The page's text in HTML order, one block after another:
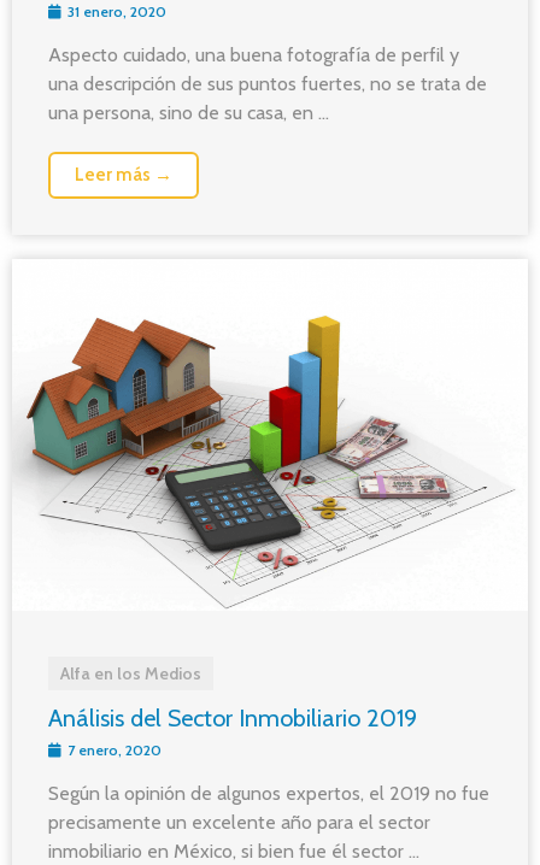
31 enero, 2020
Aspecto cuidado, una buena fotografía de perfil y
una descripción de sus puntos fuertes, no se trata de
una persona, sino de su casa, en ...
Leer más →
Alfa en los Medios
Análisis del Sector Inmobiliario 2019
7 enero, 2020
Según la opinión de algunos expertos, el 2019 no fue
precisamente un excelente año para el sector
inmobiliario en México, si bien fue él sector ...